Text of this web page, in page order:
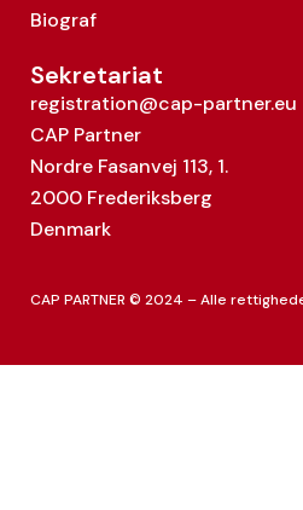
Biograf
Sekretariat
registration@cap-partner.eu
CAP Partner
Nordre Fasanvej 113, 1.
2000 Frederiksberg
Denmark
CAP PARTNER © 2024 – Alle